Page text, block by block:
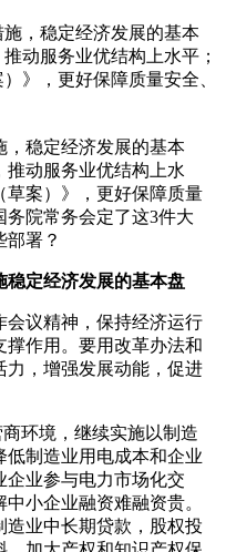
，稳定经济发展的基本
动服务业优结构上水平；
》，更好保障质量安全、
稳定经济发展的基本
推动服务业优结构上水
草案）》，更好保障质量
务院常务会定了这3件大
部署？
定经济发展的基本盘
议精神，保持经济运行
作用。要用改革办法和
力，增强发展动能，促进
环境，继续实施以制造
低制造业用电成本和企业
企业参与电力市场化交
小企业融资难融资贵。
造业中长期贷款，股权投